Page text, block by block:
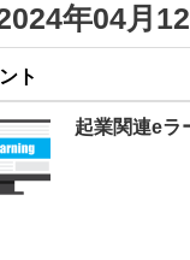
年04月12
ト
起業関連eラ